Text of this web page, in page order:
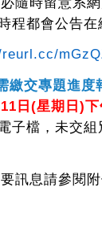
程都會公告在
繳交專題進度
11 日 (星期日 )下
子檔，未交組
訊息請參閱附